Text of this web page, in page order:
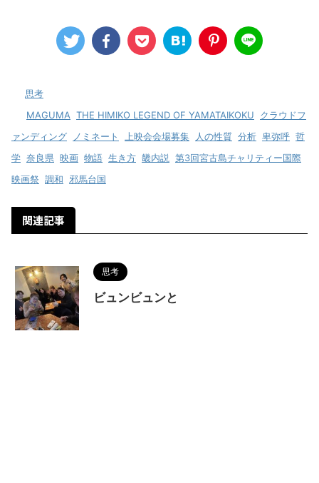
思考
MAGUMA THE HIMIKO LEGEND OF YAMATAIKOKU
クラウドフ
ァンディング
ノミネート 上映会会場募集 人の性質 分析 卑弥呼 哲
学 奈良県 映画 物語 生き方 畿内説 第3回宮古島チャリティー国際
映画祭 調和 邪馬台国
関連記事
思考
ビュンビュンと